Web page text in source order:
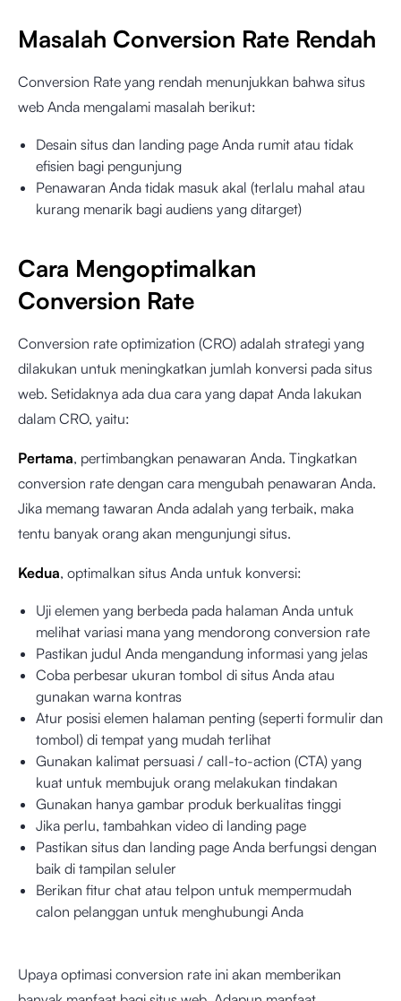
Masalah Conversion Rate Rendah
Conversion Rate yang rendah menunjukkan bahwa situs
web Anda mengalami masalah berikut:
Desain situs dan landing page Anda rumit atau tidak
efisien bagi pengunjung
Penawaran Anda tidak masuk akal (terlalu mahal atau
kurang menarik bagi audiens yang ditarget)
Cara Mengoptimalkan
Conversion Rate
Conversion rate optimization (CRO) adalah strategi yang
dilakukan untuk meningkatkan jumlah konversi pada situs
web. Setidaknya ada dua cara yang dapat Anda lakukan
dalam CRO, yaitu:
Pertama, pertimbangkan penawaran Anda. Tingkatkan
conversion rate dengan cara mengubah penawaran Anda.
Jika memang tawaran Anda adalah yang terbaik, maka
tentu banyak orang akan mengunjungi situs.
Kedua, optimalkan situs Anda untuk konversi:
Uji elemen yang berbeda pada halaman Anda untuk
melihat variasi mana yang mendorong conversion rate
Pastikan judul Anda mengandung informasi yang jelas
Coba perbesar ukuran tombol di situs Anda atau
gunakan warna kontras
Atur posisi elemen halaman penting (seperti formulir dan
tombol) di tempat yang mudah terlihat
Gunakan kalimat persuasi / call-to-action (CTA) yang
kuat untuk membujuk orang melakukan tindakan
Gunakan hanya gambar produk berkualitas tinggi
Jika perlu, tambahkan video di landing page
Pastikan situs dan landing page Anda berfungsi dengan
baik di tampilan seluler
Berikan fitur chat atau telpon untuk mempermudah
calon pelanggan untuk menghubungi Anda
Upaya optimasi conversion rate ini akan memberikan